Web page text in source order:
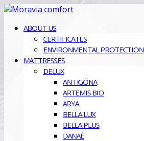
ABOUT US
CERTIFICATES
ENVIRONMENTAL PROTECTION
MATTRESSES
DELUX
ANTIGÓNA
ARTEMIS BIO
ARYA
BELLA LUX
BELLA PLUS
DANAÉ